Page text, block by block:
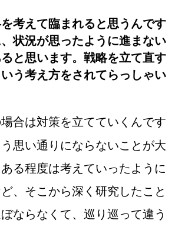
考えて臨まれると思うんです
状況が思ったように進まない
と思います。戦略を立て直す
う考え方をされてらっしゃい
合は対策を立てていくんです
思い通りにならないことが大
る程度は考えていったように
、そこから深く研究したこと
ならなくて、巡り巡って違う